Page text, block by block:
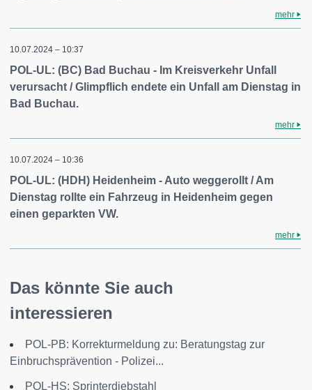
mehr
10.07.2024 – 10:37
POL-UL: (BC) Bad Buchau - Im Kreisverkehr Unfall
verursacht / Glimpflich endete ein Unfall am Dienstag in
Bad Buchau.
mehr
10.07.2024 – 10:36
POL-UL: (HDH) Heidenheim - Auto weggerollt / Am
Dienstag rollte ein Fahrzeug in Heidenheim gegen
einen geparkten VW.
mehr
Das könnte Sie auch
interessieren
POL-PB: Korrekturmeldung zu: Beratungstag zur
Einbruchsprävention - Polizei...
POL-HS: Sprinterdiebstahl